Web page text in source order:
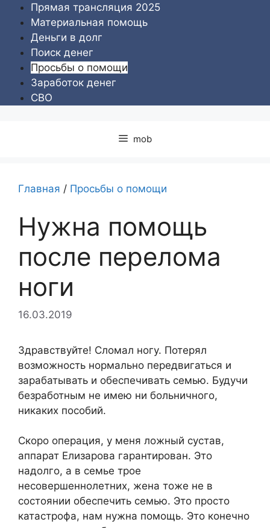
Перейти
содержимому
Прямая трансляция 2025
Материальная помощь
Деньги в долг
Поиск денег
Просьбы о помощи
Заработок денег
СВО
mob
Главная / Просьбы о помощи
Нужна помощь
после перелома
ноги
16.03.2019
Здравствуйте! Сломал ногу. Потерял
возможность нормально передвигаться и
зарабатывать и обеспечивать семью. Будучи
безработным не имею ни больничного,
никаких пособий.
Скоро операция, у меня ложный сустав,
аппарат Елизарова гарантирован. Это
надолго, а в семье трое
несовершеннолетних, жена тоже не в
состоянии обеспечить семью. Это просто
катастрофа, нам нужна помощь. Это конечно